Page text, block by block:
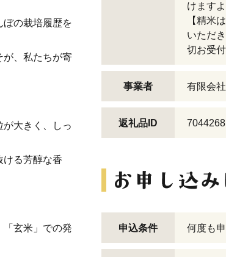
ぼの栽培履歴を
が、私たちが寄
大きく、しっ
ける芳醇な香
「玄米」での発
けます
【精米
いただ
切お受
事業者 有限会
返礼品ID 7044268
申込条件 何度も